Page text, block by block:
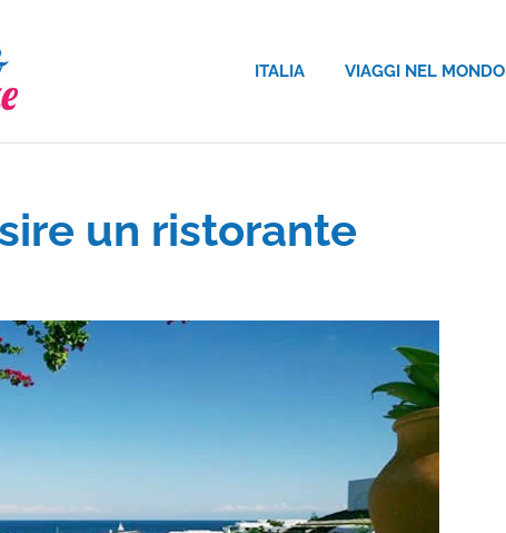
ITALIA VIAGGI NEL MONDO
un ristorante